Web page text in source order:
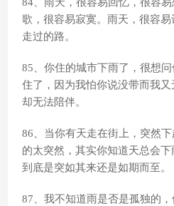
84、雨天，很容易回忆，很容
歌，很容易寂寞。雨天，很容
走过的路。
85、你住的城市下雨了，很想
住了，因为我怕你说没带而我
却无法陪伴。
86、当你有天走在街上，突然
的太突然，其实你知道天总会
到底是突如其来还是如期而至。
87、我不知道雨是否是孤独的